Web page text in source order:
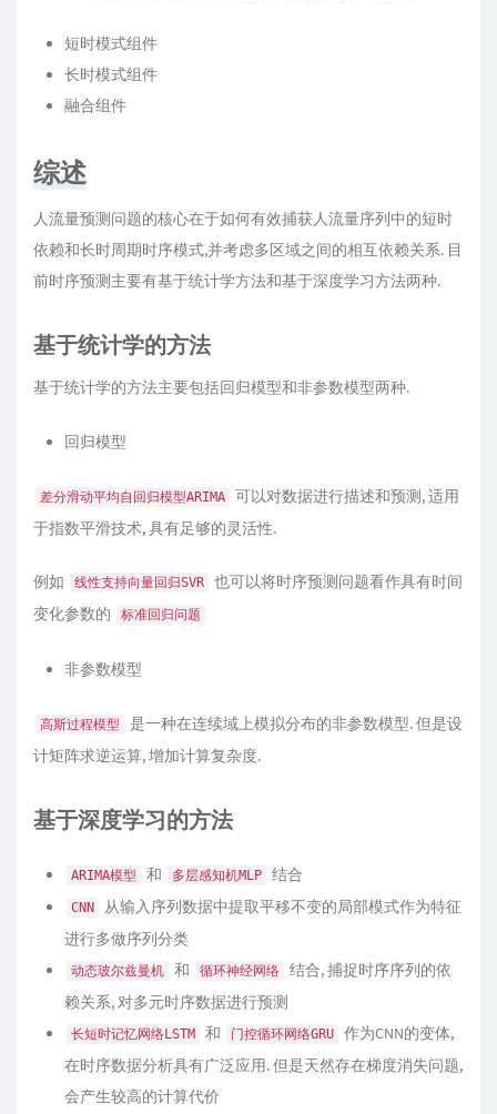
短时模式组件
长时模式组件
融合组件
综述
人流量预测问题的核心在于如何有效捕获人流量序列中的短时
依赖和长时周期时序模式,并考虑多区域之间的相互依赖关系. 目
前时序预测主要有基于统计学方法和基于深度学习方法两种.
基于统计学的方法
基于统计学的方法主要包括回归模型和非参数模型两种.
回归模型
差分滑动平均自回归模型ARIMA
可以对数据进行描述和预测, 适用
于指数平滑技术, 具有足够的灵活性.
例如 线性支持向量回归SVR
也可以将时序预测问题看作具有时间
变化参数的
标准回归问题
非参数模型
高斯过程模型
是一种在连续域上模拟分布的非参数模型. 但是设
计矩阵求逆运算, 增加计算复杂度.
基于深度学习的方法
ARIMA模型 和 多层感知机MLP 结合
CNN
从输入序列数据中提取平移不变的局部模式作为特征
进行多做序列分类
动态玻尔兹曼机 和 循环神经网络
结合, 捕捉时序序列的依
赖关系, 对多元时序数据进行预测
长短时记忆网络LSTM 和 门控循环网络GRU
作为CNN的变体,
在时序数据分析具有广泛应用. 但是天然存在梯度消失问题,
会产生较高的计算代价